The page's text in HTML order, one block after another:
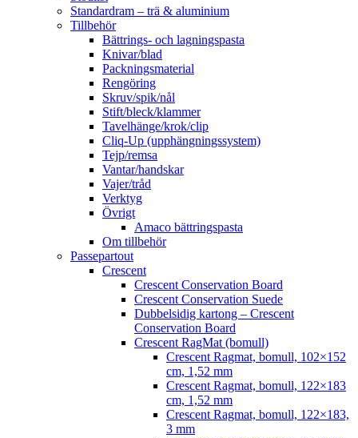
Standardram – trä & aluminium
Tillbehör
Bättrings- och lagningspasta
Knivar/blad
Packningsmaterial
Rengöring
Skruv/spik/nål
Stift/bleck/klammer
Tavelhänge/krok/clip
Cliq-Up (upphängningssystem)
Tejp/remsa
Vantar/handskar
Vajer/tråd
Verktyg
Övrigt
Amaco bättringspasta
Om tillbehör
Passepartout
Crescent
Crescent Conservation Board
Crescent Conservation Suede
Dubbelsidig kartong – Crescent
Conservation Board
Crescent RagMat (bomull)
Crescent Ragmat, bomull, 102×152
cm, 1,52 mm
Crescent Ragmat, bomull, 122×183
cm, 1,52 mm
Crescent Ragmat, bomull, 122×183,
3 mm